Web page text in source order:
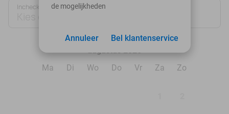
Inchecken
Ma
Di Wo Do Vr Za Zo
de mogelijkheden
Bel klantenservice
Annuleer